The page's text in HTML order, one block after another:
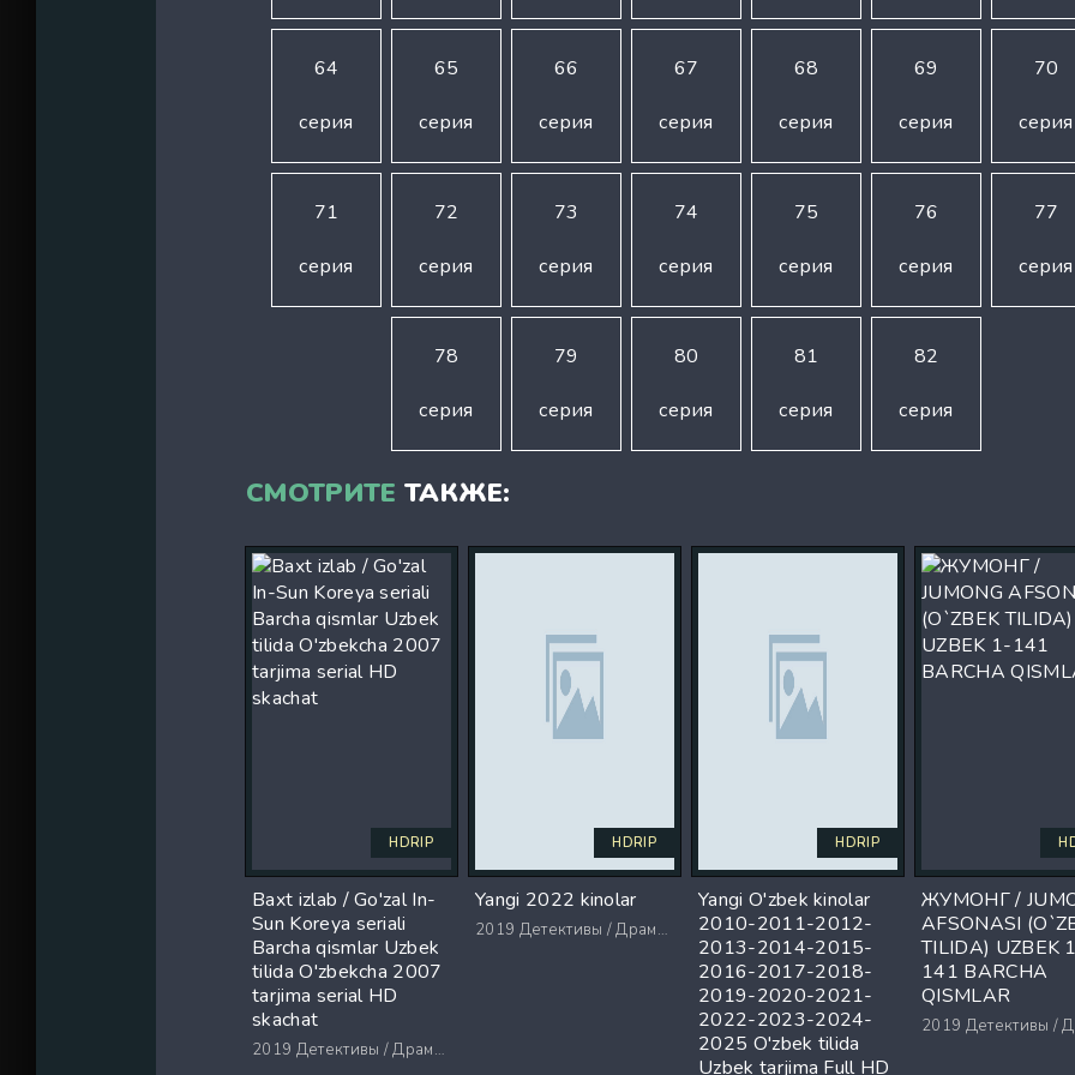
64
серия
65
серия
66
серия
67
серия
68
серия
69
серия
70
серия
71
серия
72
серия
73
серия
74
серия
75
серия
76
серия
77
серия
78
серия
79
серия
80
серия
81
серия
82
серия
СМОТРИТЕ ТАКЖЕ:
HDRIP
Baxt izlab / Go'zal In-
Sun Koreya seriali
Barcha qismlar Uzbek
tilida O'zbekcha 2007
tarjima serial HD
skachat
2019 Детективы / Драмы / Триллеры / Ужасы
HDRIP
Yangi 2022 kinolar
2019 Детективы / Драмы / Триллеры / Ужасы
HDRIP
Yangi O'zbek kinolar
2010-2011-2012-
2013-2014-2015-
2016-2017-2018-
2019-2020-2021-
2022-2023-2024-
2025 O'zbek tilida
Uzbek tarjima Full HD
ЖУМОНГ /
AFSONASI
TILIDA) UZBEK
141 BARCHA
QISMLAR
2019 Детективы / Драмы /